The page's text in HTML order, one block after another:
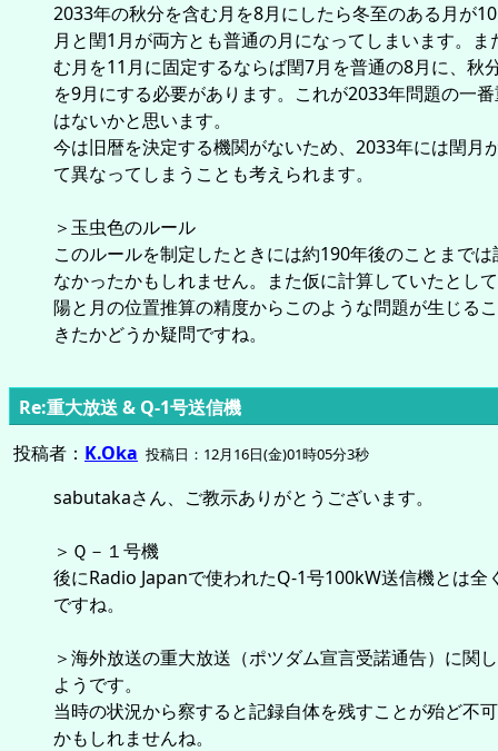
2033年の秋分を含む月を8月にしたら冬至のある月が
月と閏1月が両方とも普通の月になってしまいます。ま
む月を11月に固定するならば閏7月を普通の8月に、秋
を9月にする必要があります。これが2033年問題の一
はないかと思います。
今は旧暦を決定する機関がないため、2033年には閏月
て異なってしまうことも考えられます。
＞玉虫色のルール
このルールを制定したときには約190年後のことまで
なかったかもしれません。また仮に計算していたとし
陽と月の位置推算の精度からこのような問題が生じる
きたかどうか疑問ですね。
Re:重大放送 & Q-1号送信機
投稿者： K.Oka 投稿日：12月16日(金)01時05分3秒
sabutakaさん、ご教示ありがとうございます。
＞Ｑ－１号機
後にRadio Japanで使われたQ-1号100kW送信機とは全
ですね。
＞海外放送の重大放送（ポツダム宣言受諾通告）に関
ようです。
当時の状況から察すると記録自体を残すことが殆ど不
かもしれませんね。